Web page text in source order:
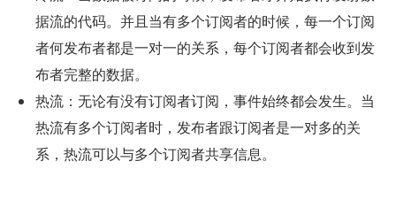
据流的代码。并且当有多个订阅者的时候，每一个订阅
者何发布者都是一对一的关系，每个订阅者都会收到发
布者完整的数据。
热流：无论有没有订阅者订阅，事件始终都会发生。当
热流有多个订阅者时，发布者跟订阅者是一对多的关
系，热流可以与多个订阅者共享信息。